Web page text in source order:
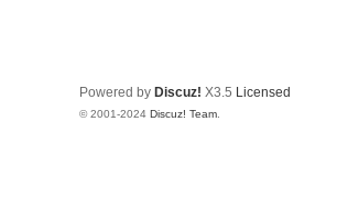
Powered by Discuz! X3.5 Licensed
© 2001-2024 Discuz! Team